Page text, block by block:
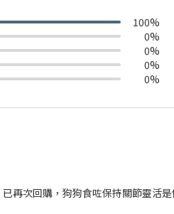
100%
0%
0%
0%
0%
再次回購，狗狗食咗保持關節靈活